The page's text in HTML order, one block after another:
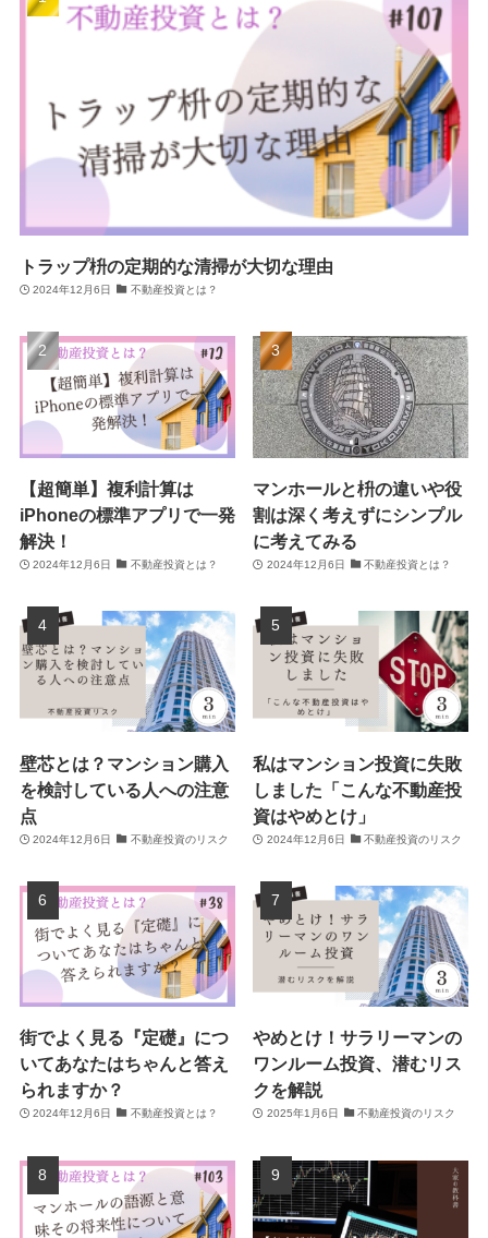
トラップ枡の定期的な清掃が大切な理由
2024年12月6日 不動産投資とは？
【超簡単】複利計算は
iPhoneの標準アプリで一発
解決！
2024年12月6日 不動産投資とは？
マンホールと枡の違いや役
割は深く考えずにシンプル
に考えてみる
2024年12月6日 不動産投資とは？
壁芯とは？マンション購入
を検討している人への注意
点
2024年12月6日 不動産投資のリスク
私はマンション投資に失敗
しました「こんな不動産投
資はやめとけ」
2024年12月6日 不動産投資のリスク
街でよく見る『定礎』につ
いてあなたはちゃんと答え
られますか？
2024年12月6日 不動産投資とは？
やめとけ！サラリーマンの
ワンルーム投資、潜むリス
クを解説
2025年1月6日 不動産投資のリスク